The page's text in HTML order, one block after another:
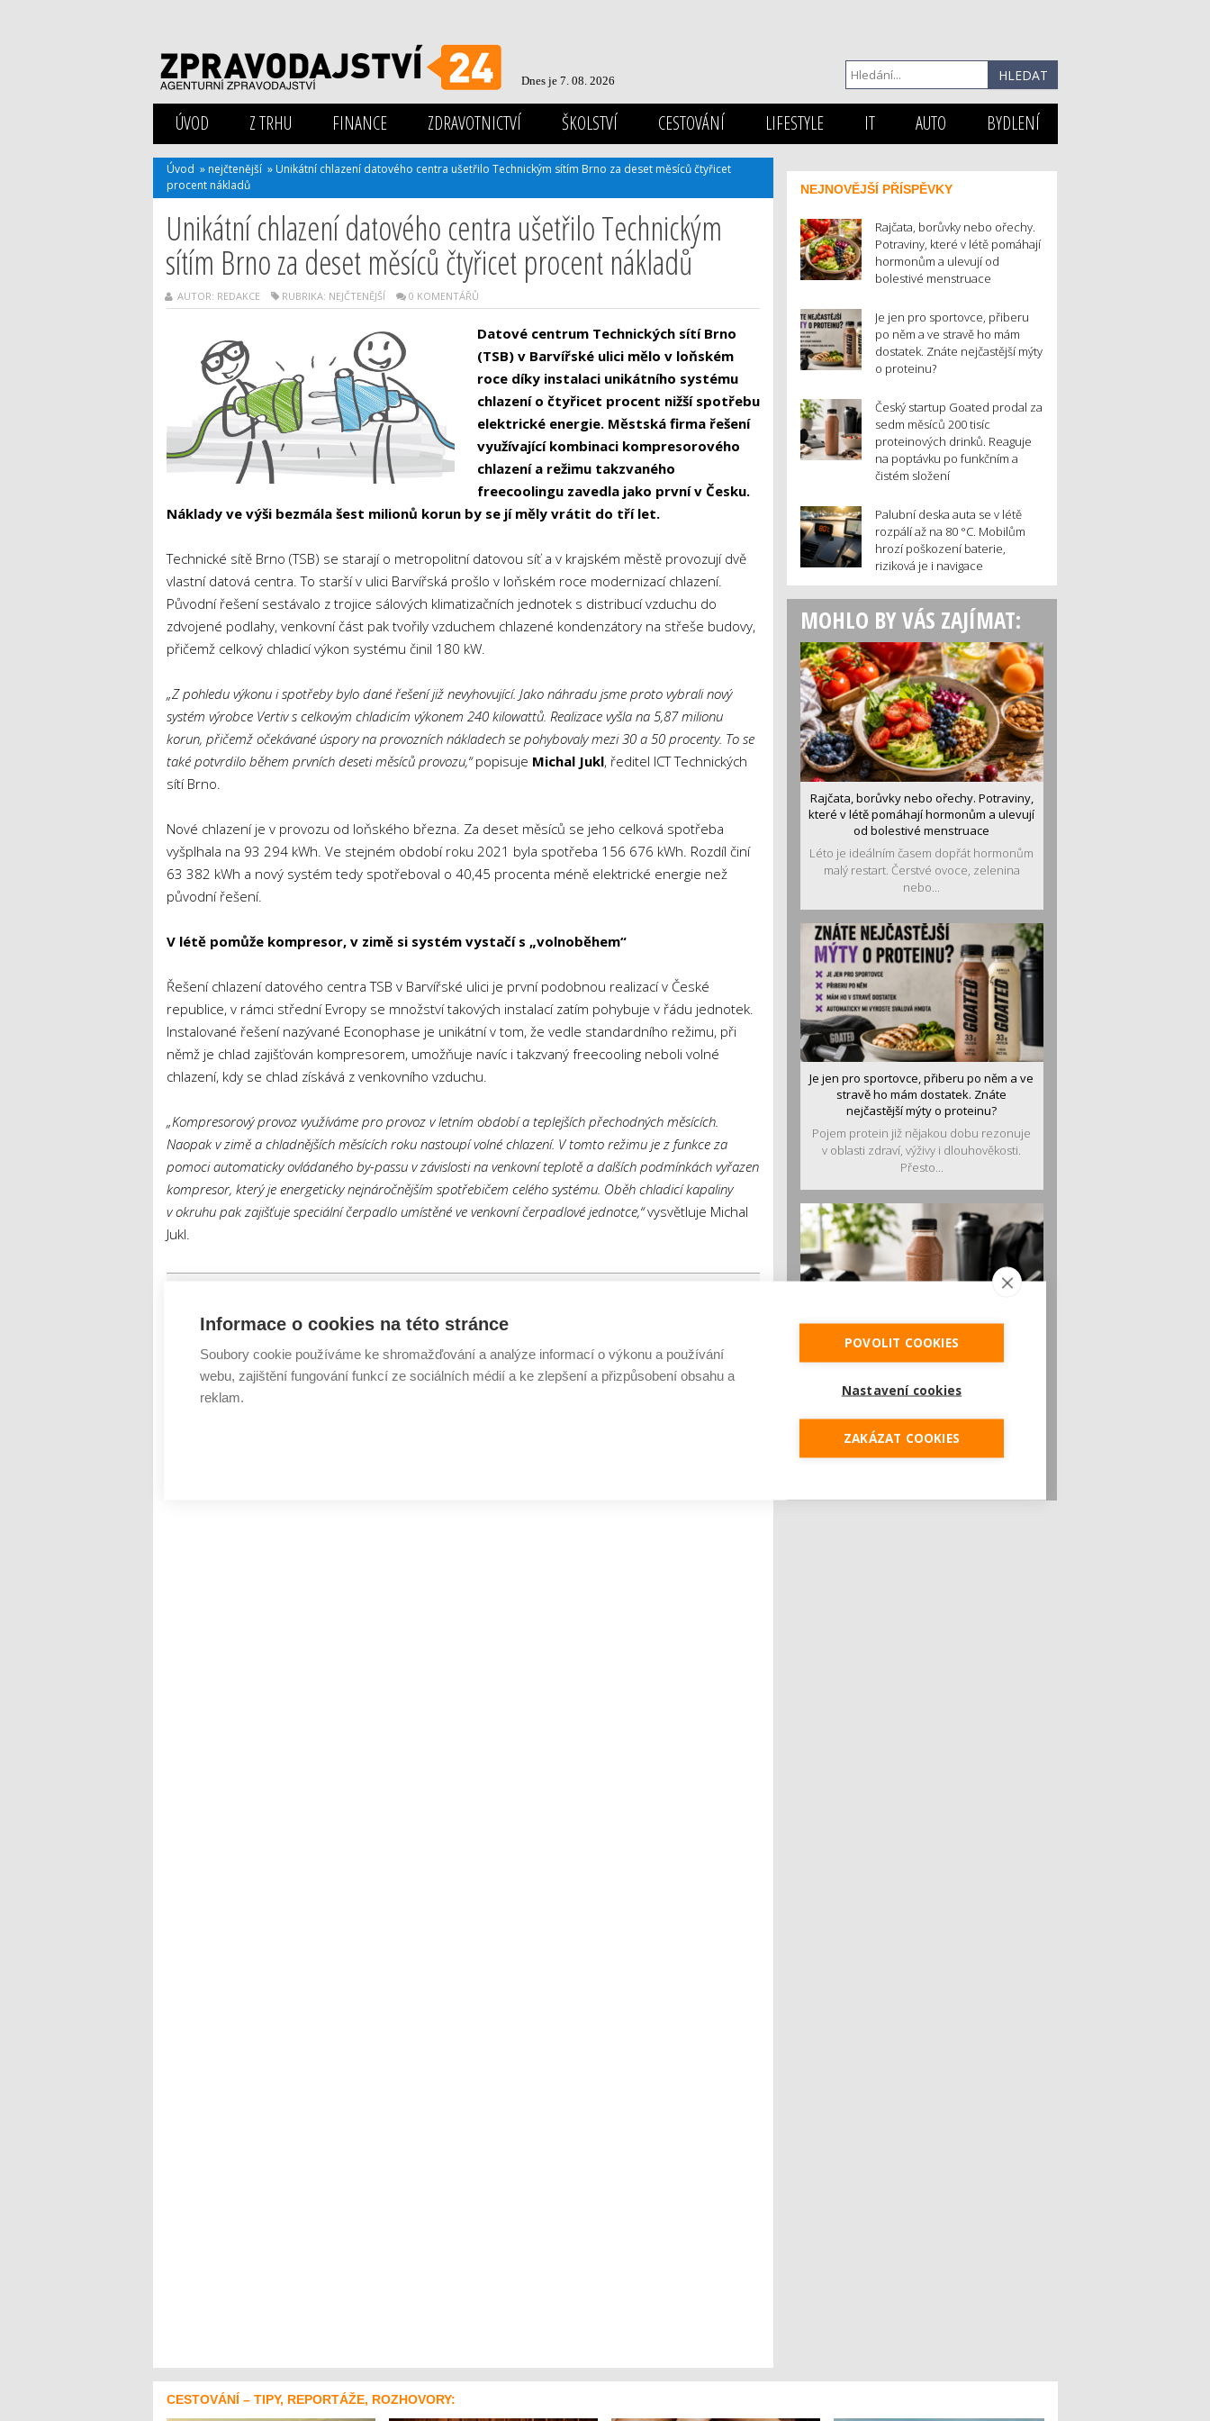
Dnes je 7. 08. 2026
ÚVOD Z TRHU FINANCE ZDRAVOTNICTVÍ ŠKOLSTVÍ CESTOVÁNÍ LIFESTYLE IT AUTO BYDLENÍ
Úvod » nejčtenější » Unikátní chlazení datového centra ušetřilo Technickým sítím Brno za deset měsíců čtyřicet
procent nákladů
Unikátní chlazení datového centra ušetřilo Technickým
sítím Brno za deset měsíců čtyřicet procent nákladů
AUTOR: REDAKCE RUBRIKA: NEJČTENĚJŠÍ 0 KOMENTÁŘŮ
Datové centrum Technických sítí Brno
(TSB) v Barvířské ulici mělo v loňském
roce díky instalaci unikátního systému
chlazení o čtyřicet procent nižší spotřebu
elektrické energie. Městská firma řešení
využívající kombinaci kompresorového
chlazení a režimu takzvaného
freecoolingu zavedla jako první v Česku.
Náklady ve výši bezmála šest milionů korun by se jí měly vrátit do tří let.
Technické sítě Brno (TSB) se starají o metropolitní datovou síť a v krajském městě provozují dvě
vlastní datová centra. To starší v ulici Barvířská prošlo v loňském roce modernizací chlazení.
Původní řešení sestávalo z trojice sálových klimatizačních jednotek s distribucí vzduchu do
zdvojené podlahy, venkovní část pak tvořily vzduchem chlazené kondenzátory na střeše budovy,
přičemž celkový chladicí výkon systému činil 180 kW.
„Z pohledu výkonu i spotřeby bylo dané řešení již nevyhovující. Jako náhradu jsme proto vybrali nový
systém výrobce Vertiv s celkovým chladicím výkonem 240 kilowattů. Realizace vyšla na 5,87 milionu
korun, přičemž očekávané úspory na provozních nákladech se pohybovaly mezi 30 a 50 procenty. To se
také potvrdilo během prvních deseti měsíců provozu,“popisuje Michal Jukl, ředitel ICT Technických
sítí Brno.
Nové chlazení je v provozu od loňského března. Za deset měsíců se jeho celková spotřeba
vyšplhala na 93 294 kWh. Ve stejném období roku 2021 byla spotřeba 156 676 kWh. Rozdíl činí
63 382 kWh a nový systém tedy spotřeboval o 40,45 procenta méně elektrické energie než
původní řešení.
V létě pomůže kompresor, v zimě si systém vystačí s „volnoběhem“
Řešení chlazení datového centra TSB v Barvířské ulici je první podobnou realizací v České
republice, v rámci střední Evropy se množství takových instalací zatím pohybuje v řádu jednotek.
Instalované řešení nazývané Econophase je unikátní v tom, že vedle standardního režimu, při
němž je chlad zajišťován kompresorem, umožňuje navíc i takzvaný freecooling neboli volné
chlazení, kdy se chlad získává z venkovního vzduchu.
„Kompresorový provoz využíváme pro provoz v letním období a teplejších přechodných měsících.
Naopak v zimě a chladnějších měsících roku nastoupí volné chlazení. V tomto režimu je z funkce za
pomoci automaticky ovládaného by-passu v závislosti na venkovní teplotě a dalších podmínkách vyřazen
kompresor, který je energeticky nejnáročnějším spotřebičem celého systému. Oběh chladicí kapaliny
v okruhu pak zajišťuje speciální čerpadlo umístěné ve venkovní čerpadlové jednotce,“vysvětluje Michal
Jukl.
Michal Jukl
spotřeba Technické sítě Brno TSB úspora energie
NEJNOVĚJŠÍ PŘÍSPĚVKY
Rajčata, borůvky nebo ořechy.
Potraviny, které v létě pomáhají
hormonům a ulevují od
bolestivé menstruace
Je jen pro sportovce, přiberu
po něm a ve stravě ho mám
dostatek. Znáte nejčastější mýty
o proteinu?
Český startup Goated prodal za
sedm měsíců 200 tisíc
proteinových drinků. Reaguje
na poptávku po funkčním a
čistém složení
Palubní deska auta se v létě
rozpálí až na 80 °C. Mobilům
hrozí poškození baterie,
riziková je i navigace
MOHLO BY VÁS ZAJÍMAT:
Rajčata, borůvky nebo ořechy. Potraviny,
které v létě pomáhají hormonům a ulevují
od bolestivé menstruace
Léto je ideálním časem dopřát hormonům
malý restart. Čerstvé ovoce, zelenina
nebo...
Je jen pro sportovce, přiberu po něm a ve
stravě ho mám dostatek. Znáte
nejčastější mýty o proteinu?
Pojem protein již nějakou dobu rezonuje
v oblasti zdraví, výživy i dlouhověkosti.
Přesto...
Český startup Goated prodal za sedm
Reaguje na poptávku po funkčním a
Česká značka proteinových nápojů Goated
prodala během prvních sedmi měsíců od
CESTOVÁNÍ – TIPY, REPORTÁŽE, ROZHOVORY:
Informace o cookies na této stránce
Soubory cookie používáme ke shromažďování a analýze informací o výkonu a používání
webu, zajištění fungování funkcí ze sociálních médií a ke zlepšení a přizpůsobení obsahu a
reklam.
POVOLIT COOKIES
Nastavení cookies
ZAKÁZAT COOKIES